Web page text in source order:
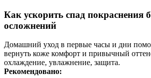
Как ускорить спад покраснения
осложнений
Домашний уход в первые часы и дни
вернуть коже комфорт и привычный
охлаждение, увлажнение, защита.
Рекомендовано: